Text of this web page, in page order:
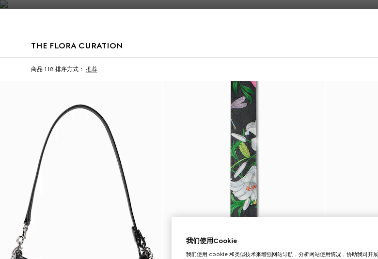
THE FLORA CURATION
商品 118 排序方式： 推荐
我们使用Cookie
我们使用 cookie 和类似技术来增强网站导航，分析网站使用情况，协助我司开